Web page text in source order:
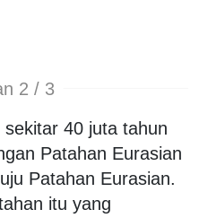
2 / 3
40 juta tahun
Patahan Eurasian
Patahan Eurasian.
itu yang